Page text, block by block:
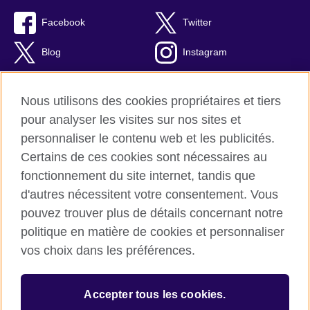
Facebook Twitter
Blog Instagram
British Council Global
Confidentialité et conditions d'utilisation
Cookies
Plan du site
© 2026 British Council
L’agence britannique internationale dédiée aux domaines de
Nous utilisons des cookies propriétaires et tiers
pour analyser les visites sur nos sites et
personnaliser le contenu web et les publicités.
Certains de ces cookies sont nécessaires au
fonctionnement du site internet, tandis que
d'autres nécessitent votre consentement. Vous
pouvez trouver plus de détails concernant notre
politique en matière de cookies et personnaliser
vos choix dans les préférences.
Accepter tous les cookies.